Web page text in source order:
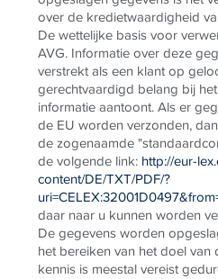
over de kredietwaardigheid
De wettelijke basis voor
AVG. Informatie over deze
verstrekt als een klant op
gerechtvaardigd belang bij
informatie aantoont. Als er
de EU worden verzonden,
de zogenaamde
de volgende link: http://eur-
content/DE/TXT/PDF/?
daar naar u kunnen worden
De gegevens worden
het bereiken van het doel
kennis is meestal vereist